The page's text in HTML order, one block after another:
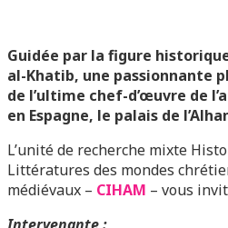
Guidée par la figure
al-Khatib, une passionnante
de l’ultime chef-d’œuvre de
en Espagne, le palais de
L’unité de recherche mixte
Littératures des mondes
médiévaux – CIHAM – vous